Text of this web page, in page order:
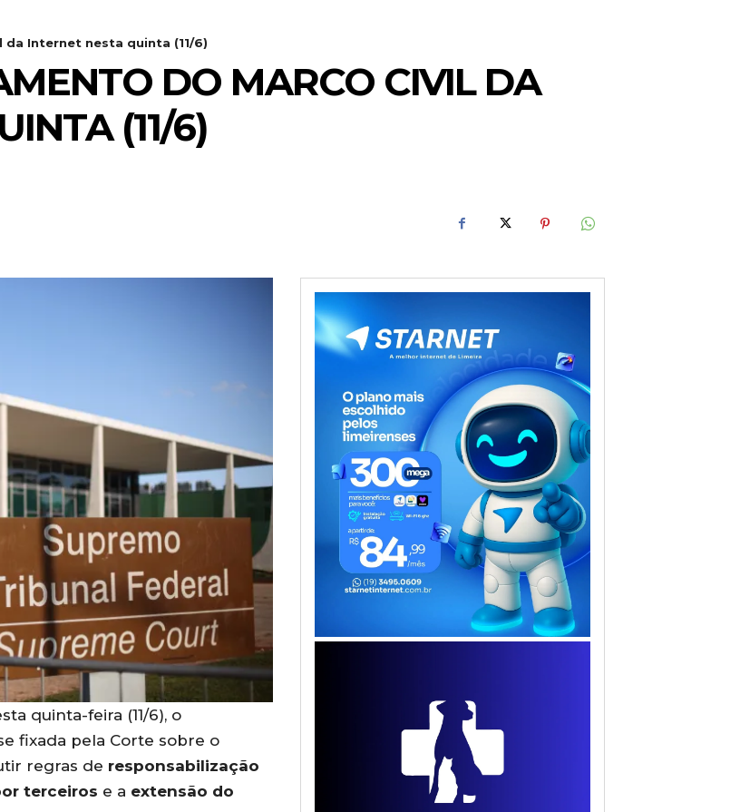
Internet nesta quinta (11/6)
DO MARCO CIVIL DA
(11/6)
quinta-feira (11/6), o
fixada pela Corte sobre o
regras de responsabilização
terceiros e a extensão do